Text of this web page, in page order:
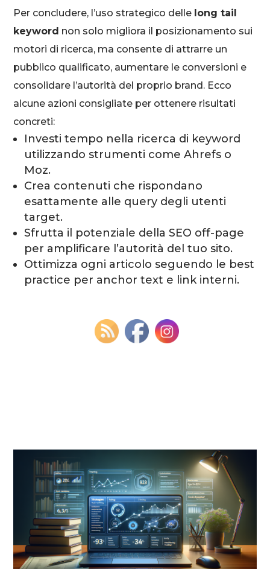
Per concludere, l’uso strategico delle long tail
keyword non solo migliora il posizionamento sui
motori di ricerca, ma consente di attrarre un
pubblico qualificato, aumentare le conversioni e
consolidare l’autorità del proprio brand. Ecco
alcune azioni consigliate per ottenere risultati
concreti:
Investi tempo nella ricerca di keyword
utilizzando strumenti come Ahrefs o
Moz.
Crea contenuti che rispondano
esattamente alle query degli utenti
target.
Sfrutta il potenziale della SEO off-page
per amplificare l’autorità del tuo sito.
Ottimizza ogni articolo seguendo le best
practice per anchor text e link interni.